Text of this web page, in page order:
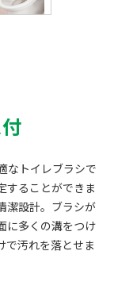
なトイレブラシで
することができま
潔設計。ブラシが
に多くの溝をつけ
で汚れを落とせま